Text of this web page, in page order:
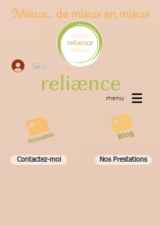
Se connecter
reliænce
menu
Contactez-moi Nos Prestations